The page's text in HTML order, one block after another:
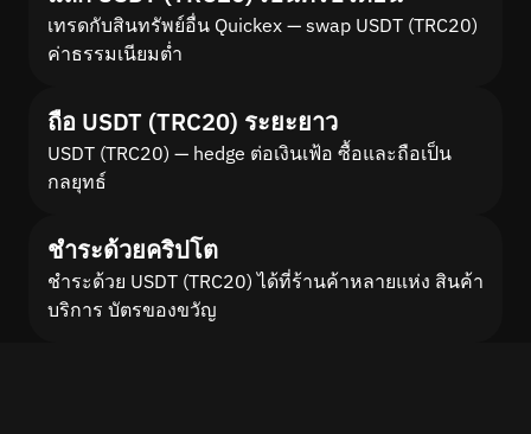
เทรดกับสินทรัพย์อื่น Quickex — swap USDT (TRC20)
ค่าธรรมเนียมต่ำ
ถือ USDT (TRC20) ระยะยาว
USDT (TRC20) — hedge ต่อเงินเฟ้อ ซื้อและถือเป็น
กลยุทธ์
ชำระด้วยคริปโต
ชำระด้วย USDT (TRC20) ได้ที่ร้านค้าหลายแห่ง สินค้า
บริการ บัตรของขวัญ